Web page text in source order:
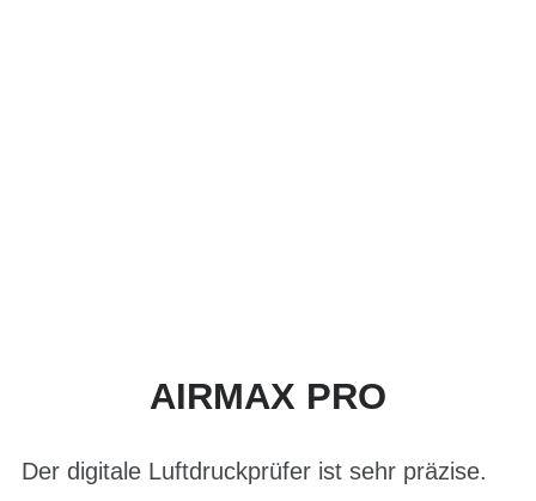
AIRMAX PRO
Der digitale Luftdruckprüfer ist sehr präzise.